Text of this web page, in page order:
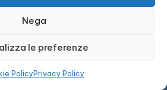
Nega
le preferenze
Policy Privacy Policy
sui Social Media